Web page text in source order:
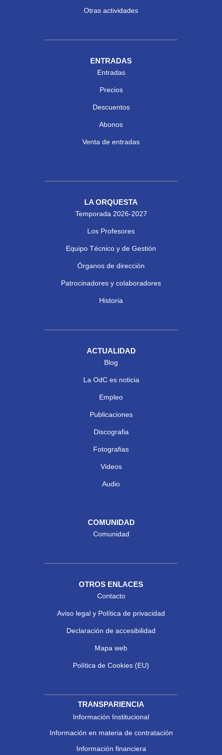
Otras actividades
ENTRADAS
Entradas
Precios
Descuentos
Abonos
Venta de entradas
LA ORQUESTA
Temporada 2026-2027
Los Profesores
Equipo Técnico y de Gestión
Órganos de dirección
Patrocinadores y colaboradores
Historia
ACTUALIDAD
Blog
La OdC es noticia
Empleo
Publicaciones
Discografia
Fotografias
Videos
Audio
COMUNIDAD
Comunidad
OTROS ENLACES
Contacto
Aviso legal y Política de privacidad
Declaración de accesibilidad
Mapa web
Política de Cookies (EU)
TRANSPARIENCIA
Información Institucional
Información en materia de contratación
Información financiera